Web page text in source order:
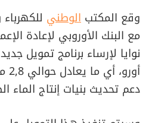
وقع المكتب الوطني
مع البنك الأوروبي لإعادة
دعم تحديث بنيات إنتاج الماء